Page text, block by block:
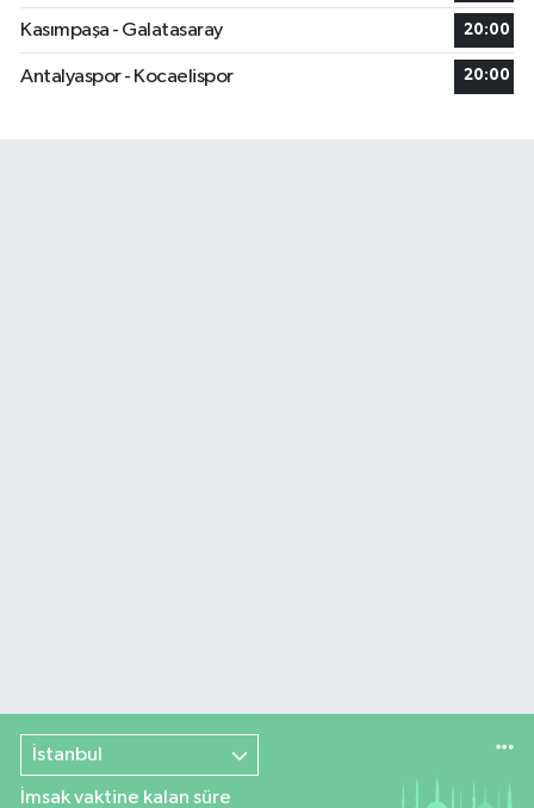
Kasımpaşa - Galatasaray 20:00
Antalyaspor - Kocaelispor 20:00
İstanbul
İmsak vaktine kalan süre